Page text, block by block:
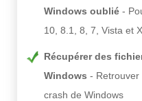
Windows oublié
10, 8.1, 8, 7, Vista et
Récupérer des
Windows
crash de Windows